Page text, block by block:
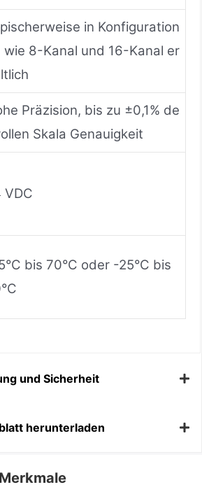
in Konfiguration
wie 8-Kanal und 16-Kanal er
Präzision, bis zu ±0,1% de
Skala Genauigkeit
VDC
bis 70°C oder -25°C bis
und Sicherheit
herunterladen